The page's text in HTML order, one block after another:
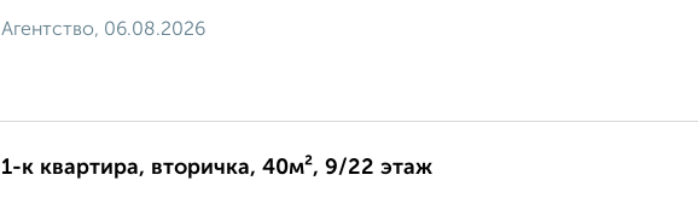
Агентство, 06.08.2026
1-к квартира, вторичка, 40м², 9/22 этаж